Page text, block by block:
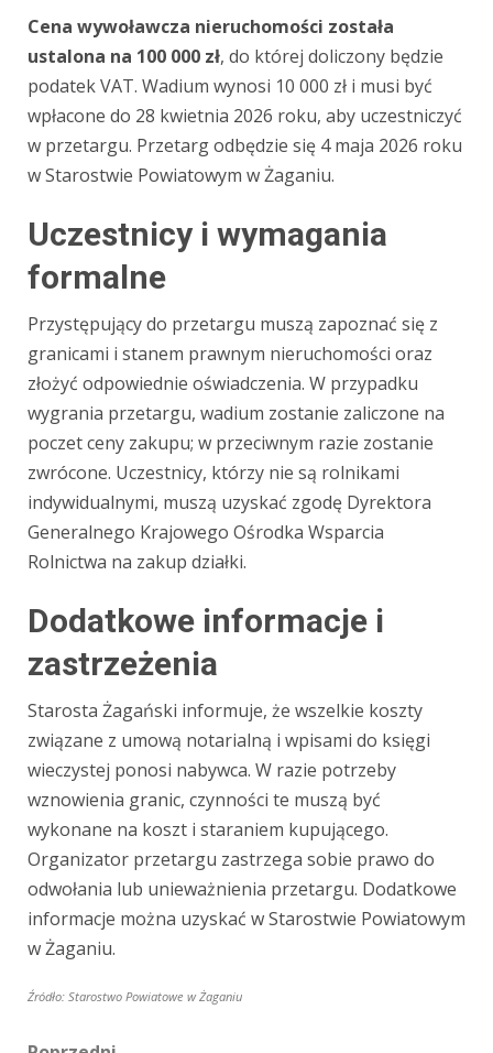
Cena wywoławcza nieruchomości została
ustalona na 100 000 zł, do której doliczony będzie
podatek VAT. Wadium wynosi 10 000 zł i musi być
wpłacone do 28 kwietnia 2026 roku, aby uczestniczyć
w przetargu. Przetarg odbędzie się 4 maja 2026 roku
w Starostwie Powiatowym w Żaganiu.
Uczestnicy i wymagania
formalne
Przystępujący do przetargu muszą zapoznać się z
granicami i stanem prawnym nieruchomości oraz
złożyć odpowiednie oświadczenia. W przypadku
wygrania przetargu, wadium zostanie zaliczone na
poczet ceny zakupu; w przeciwnym razie zostanie
zwrócone. Uczestnicy, którzy nie są rolnikami
indywidualnymi, muszą uzyskać zgodę Dyrektora
Generalnego Krajowego Ośrodka Wsparcia
Rolnictwa na zakup działki.
Dodatkowe informacje i
zastrzeżenia
Starosta Żagański informuje, że wszelkie koszty
związane z umową notarialną i wpisami do księgi
wieczystej ponosi nabywca. W razie potrzeby
wznowienia granic, czynności te muszą być
wykonane na koszt i staraniem kupującego.
Organizator przetargu zastrzega sobie prawo do
odwołania lub unieważnienia przetargu. Dodatkowe
informacje można uzyskać w Starostwie Powiatowym
w Żaganiu.
Źródło: Starostwo Powiatowe w Żaganiu